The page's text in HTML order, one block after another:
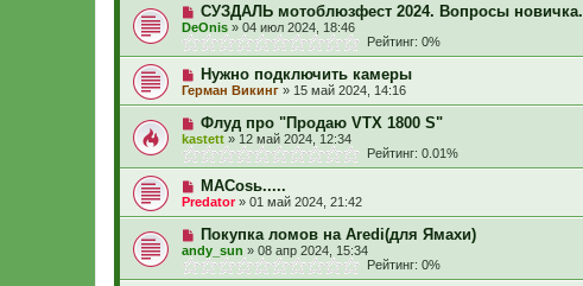
СУЗДАЛЬ мотоблюзфест 2024. Вопросы новичка.
DeOnis » 04 июл 2024, 18:46
Рейтинг: 0%
Нужно подключить камеры
Герман Викинг » 15 май 2024, 14:16
Флуд про "Продаю VTX 1800 S"
kastett » 12 май 2024, 12:34
Рейтинг: 0.01%
MACosь.....
Predator» 01 май 2024, 21:42
Покупка ломов на Aredi(для Ямахи)
andy_sun » 08 апр 2024, 15:34
Рейтинг: 0%